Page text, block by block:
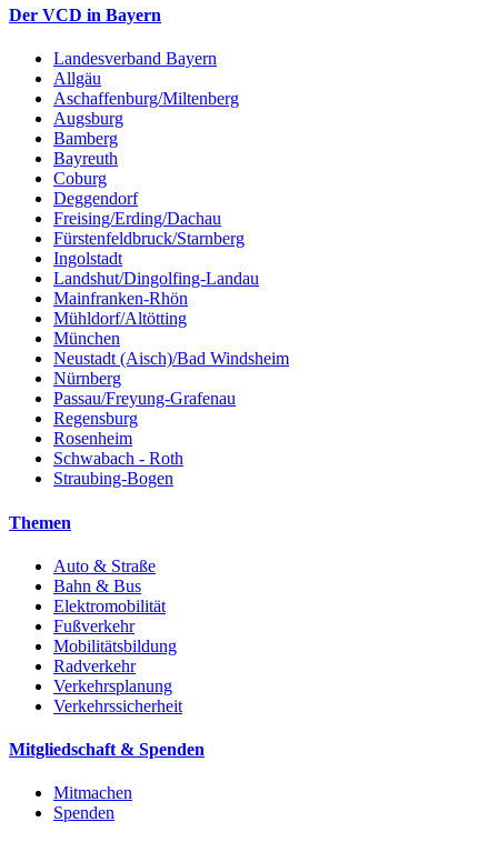
Der VCD in Bayern
Landesverband Bayern
Allgäu
Aschaffenburg/Miltenberg
Augsburg
Bamberg
Bayreuth
Coburg
Deggendorf
Freising/Erding/Dachau
Fürstenfeldbruck/Starnberg
Ingolstadt
Landshut/Dingolfing-Landau
Mainfranken-Rhön
Mühldorf/Altötting
München
Neustadt (Aisch)/Bad Windsheim
Nürnberg
Passau/Freyung-Grafenau
Regensburg
Rosenheim
Schwabach - Roth
Straubing-Bogen
Themen
Auto & Straße
Bahn & Bus
Elektromobilität
Fußverkehr
Mobilitätsbildung
Radverkehr
Verkehrsplanung
Verkehrssicherheit
Mitgliedschaft & Spenden
Mitmachen
Spenden